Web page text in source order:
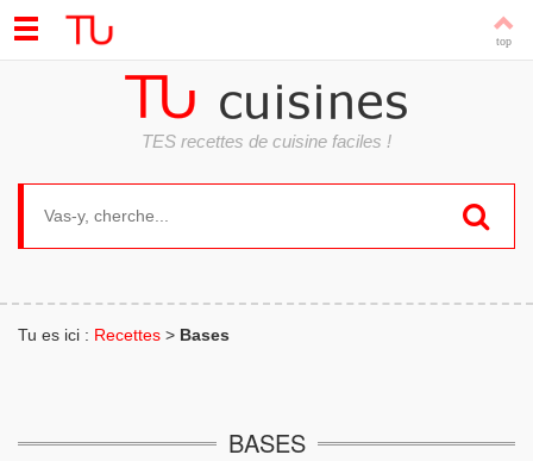
TES recettes de cuisine faciles !
Tu es ici : Recettes > Bases
BASES